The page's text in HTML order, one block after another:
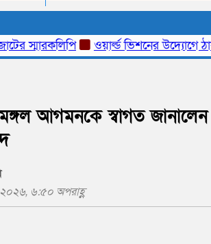
ওয়ার্ল্ড ভিশনের উদ্যোগে
আগমনকে স্বাগত জানালেন
৬:৫০ অপরাহ্ণ